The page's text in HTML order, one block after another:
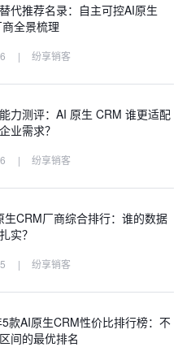
代推荐名录：自主可控AI原生
全景梳理
| 纷享销客
力测评：AI 原生 CRM 谁更适配
业需求？
| 纷享销客
生CRM厂商综合排行：谁的数据
实？
| 纷享销客
款AI原生CRM性价比排行榜：不
间的最优排名